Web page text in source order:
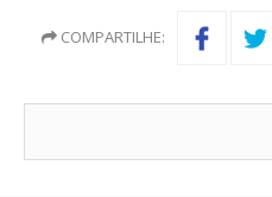
COMPARTILHE: